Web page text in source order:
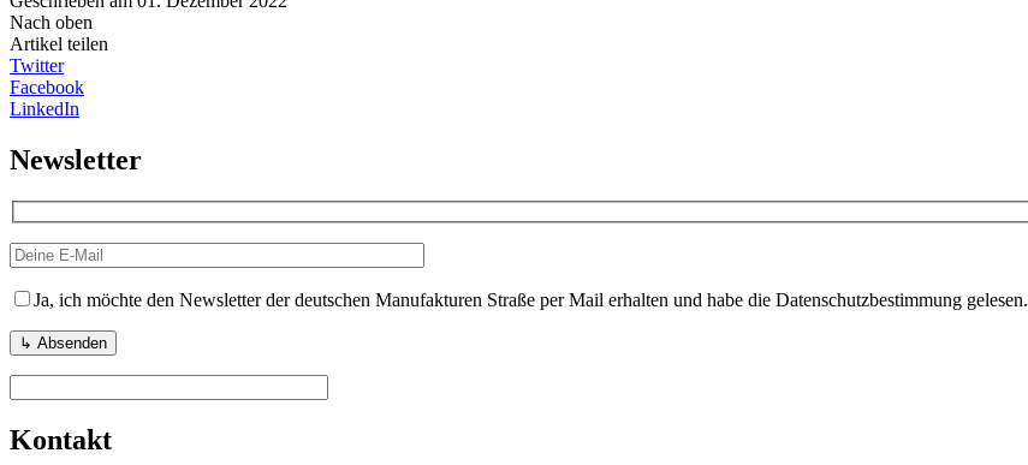
Nach oben
Artikel teilen
Twitter
Facebook
LinkedIn
Newsletter
Ja, ich möchte den Newsletter der deutschen Manufakturen Straße per Mail erhalten und habe die Datenschutzbestimmung gelesen.
Kontakt